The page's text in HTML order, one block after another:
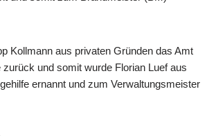
Kollmann aus privaten Gründen das Amt
zurück und somit wurde Florian Luef aus
ernannt und zum Verwaltungsmeister